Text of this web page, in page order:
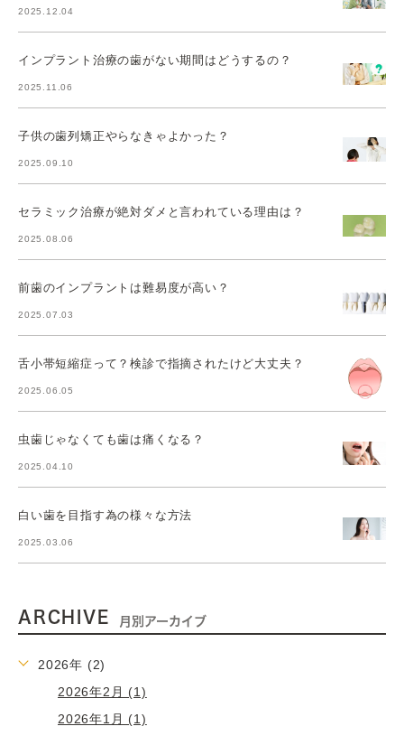
2025.12.04
インプラント治療の歯がない期間はどうするの？
2025.11.06
子供の歯列矯正やらなきゃよかった？
2025.09.10
セラミック治療が絶対ダメと言われている理由は？
2025.08.06
前歯のインプラントは難易度が高い？
2025.07.03
舌小帯短縮症って？検診で指摘されたけど大丈夫？
2025.06.05
虫歯じゃなくても歯は痛くなる？
2025.04.10
白い歯を目指す為の様々な方法
2025.03.06
ARCHIVE 月別アーカイブ
2026年 (2)
2026年2月 (1)
2026年1月 (1)